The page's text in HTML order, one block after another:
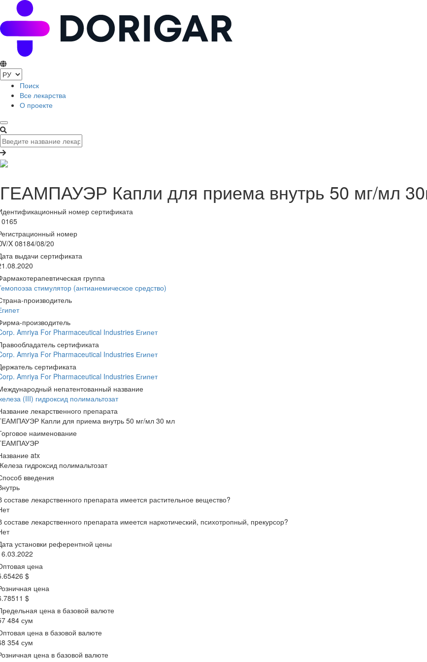
Поиск
Все лекарства
О проекте
ГЕАМПАУЭР Капли для приема внутрь 50 мг/мл
номер сертификата
номер
X 08184/08/20
выдачи сертификата
группа
стимулятор (антианемическое средство)
производитель
производитель
Amriya For Pharmaceutical Industries Египет
сертификата
Amriya For Pharmaceutical Industries Египет
сертификата
Amriya For Pharmaceutical Industries Египет
непатентованный название
(III) гидроксид полимальтозат
лекарственного препарата
Капли для приема внутрь 50 мг/мл 30 мл
наименование
atx
гидроксид полимальтозат
введения
составе лекарственного препарата имеется растительное вещество?
составе лекарственного препарата имеется наркотический, психотропный, прекурсор?
установки референтной цены
цена
$
цена
$
цена в базовой валюте
484 сум
цена в базовой валюте
354 сум
цена в базовой валюте